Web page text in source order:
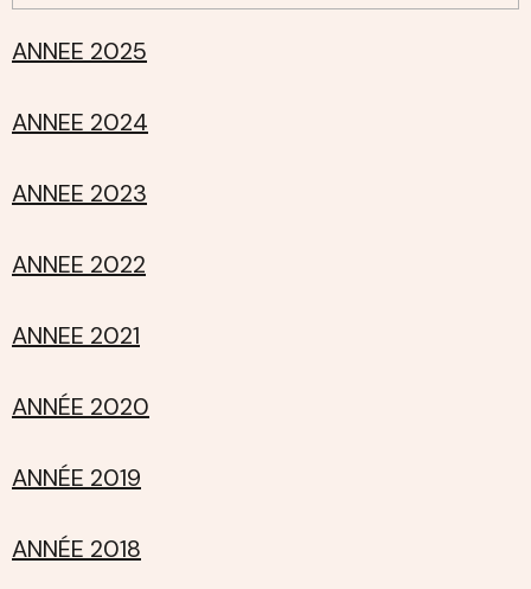
ANNEE 2025
ANNEE 2024
ANNEE 2023
ANNEE 2022
ANNEE 2021
ANNÉE 2020
ANNÉE 2019
ANNÉE 2018